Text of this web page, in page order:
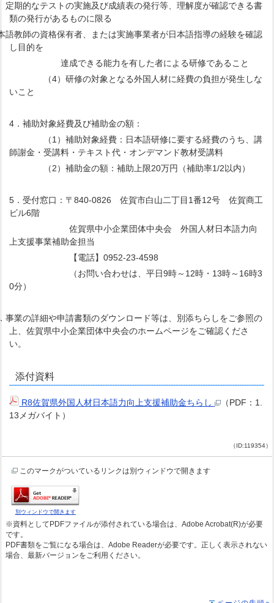
トの実施及び成績表の発行等、理解度が確認できる書
類の発行があるものに限る
の資格保有者、または実施事業者が日本語指導の経験を確認
し目的を
達成できる能力を有した者による研修であること
（4）研修の対象となる外国人材に経費の負担が発生しな
いこと
4．補助対象経費及び補助金の額：
（1）補助対象経費：日本語研修に要する経費のうち、講
師謝金・受講料・テキスト代・オンデマンド教材受講料
（2）補助金の額：補助上限20万円（補助率1/2以内）
5．受付窓口：〒840-0826 佐賀市白山二丁目1番12号 佐賀商工
ビル6階
佐賀県中小企業団体中央会 外国人材日本語力向
上支援事業補助金担当
【電話】0952-23-4598
（お問い合わせは、平日9時～12時・13時～16時3
0分）
事業の詳細や申請書類のダウンロード等は、別添ちらしをご参照の
上、佐賀県中小企業団体中央会のホームページをご確認くださ
い。
添付資料
R8佐賀県外国人材日本語力向上支援補助金ちらし
（PDF：1.
13メガバイト）
（ID:119354）
このマークがついているリンクは別ウィンドウで開きます
別ウィンドウで開きます
※資料としてPDFファイルが添付されている場合は、Adobe Acrobat(R)が必要
です。
PDF書類をご覧になる場合は、Adobe Readerが必要です。正しく表示されない
場合、最新バージョンをご利用ください。